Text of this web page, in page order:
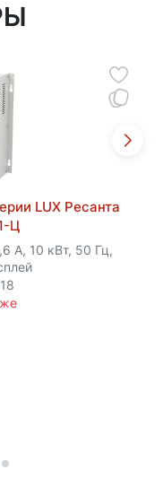
LUX Ресанта
Ц
А, 10 кВт, 50 Гц,